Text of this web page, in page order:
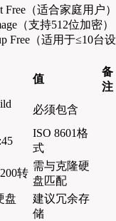
Free（适合家庭用户）
（支持512位加密）
Free（适用于≤10台设
值
备
注
必须包含
ISO 8601格
式
转
需与克隆硬
盘匹配
盘
建议冗余存
储